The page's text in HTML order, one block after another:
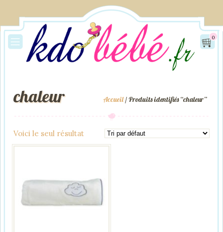
0
Accueil/ Produits identifiés “chaleur”
chaleur
Voici le seul résultat